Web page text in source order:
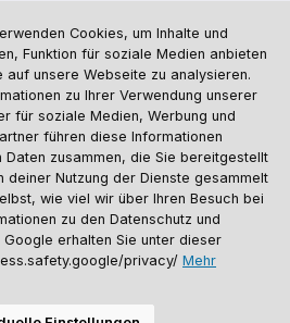
.
Sporthund Katalog
Cookies, um Inhalte und
Funktion für soziale Medien anbieten
auf unsere Webseite zu analysieren.
zu Ihrer Verwendung unserer
für soziale Medien, Werbung und
führen diese Informationen
zusammen, die Sie bereitgestellt
deiner Nutzung der Dienste gesammelt
wie viel wir über Ihren Besuch bei
zu den Datenschutz und
Google erhalten Sie unter dieser
privacy/ Mehr